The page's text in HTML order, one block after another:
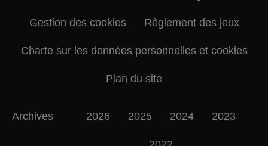
Gestion des cookies Règlement des jeux
Charte sur les données personnelles et cookies
Plan du site
Archives 2026 2025 2024 2023